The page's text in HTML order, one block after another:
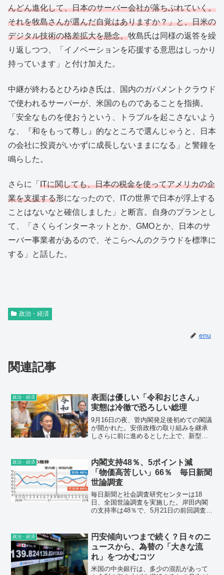
んどん進化して、日本のサーバー会社が落ちぶれていく。
それを牧島さんが選んだ自覚はありますか？」と、日米の
デジタル技術の格差拡大を懸念。牧島氏は同様の返答を繰
り返しつつ、「イノベーションを応援する意思はしっかり
持っています」と付け加えた。
中継が終わるとひろゆき氏は、国内のガバメントクラウド
で使われるサーバーが、米国のものであることを指摘。
「安全なものを使おうという、トラブルを起こさないよう
な、『和をもって尊し』的なところで選んじゃうと、日本
の会社に投資がいかずに成長しないままになる」と警鐘を
鳴らした。
さらに「 ITに関しても、日本の税金を使ってアメリカの企
業を支援する形になったので、ITの世界で日本が浮上する
ことはないなと確信しました」と断言。自身のプランとし
て、「さくらインターネットとか、GMOとか、日本のサ
ーバー事業者があるので、そこらへんのクラウドを標準に
する」と話した。
政治・経済
enu
関連記事
政治・経済
表面は優しい「令和おじさん」
実態は冷徹で恐ろしい総理
9月16日の夜、菅内閣発足後初めての閣議
が開かれた。安倍政権の取り組みを継承
しさらに前に進めるとした上で、新型コ
また、行政の縦割りや前例主義を打破し
て既得権益にとらわれ...
政治・経済
内閣支持48％、5ポイント減
「物価高苦しい」66％ 毎日新聞
世論調査
毎日新聞と社会調査研究センターは18
日、全国世論調査を実施した。岸田内閣
の支持率は48％で、5月21日の前回調査
44％で前回（37％）から7ポイント増加し
た。
政治・経済
円安傾向いつまで続く？日々のニ
ュースから、為替の「大きな流
れ」をつかむコツ
米国の中央銀行は、多少の混乱があって